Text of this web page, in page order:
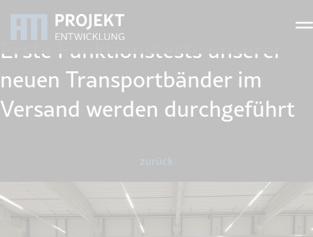
Erste Funktionstests unserer
neuen Transportbänder im
Versand werden durchgeführt
zurück